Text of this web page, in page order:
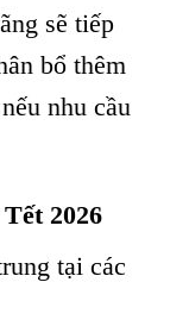
sẽ tiếp
bổ thêm
nhu cầu
2026
tại các